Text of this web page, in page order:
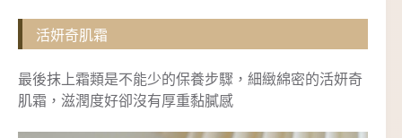
活妍奇肌霜
最後抹上霜類是不能少的保養步驟，細緻綿密的活妍奇
肌霜，滋潤度好卻沒有厚重黏膩感